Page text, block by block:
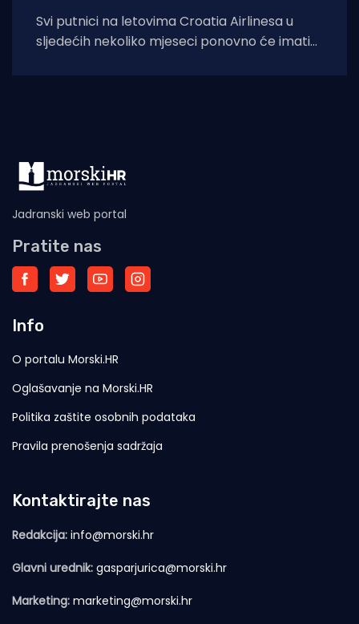
Svi putnici na letovima Croatia Airlinesa u
sljedećih nekoliko mjeseci ponovno će imati
Jadranski web portal
Pratite nas
Info
O portalu Morski.HR
Oglašavanje na Morski.HR
Politika zaštite osobnih podataka
Pravila prenošenja sadržaja
Kontaktirajte nas
Redakcija: info@morski.hr
Glavni urednik: gasparjurica@morski.hr
Marketing: marketing@morski.hr